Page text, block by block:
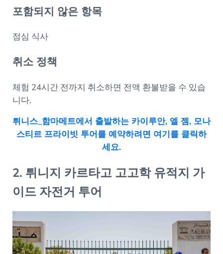
포함되지 않은 항목
점심 식사
취소 정책
체험 24시간 전까지 취소하면 전액 환불받을 수 있습
니다.
튀니스_함마메트에서 출발하는 카이루안, 엘 젬, 모나
스티르 프라이빗 투어를 예약하려면 여기를 클릭하
세요.
2. 튀니지 카르타고 고고학 유적지 가
이드 자전거 투어